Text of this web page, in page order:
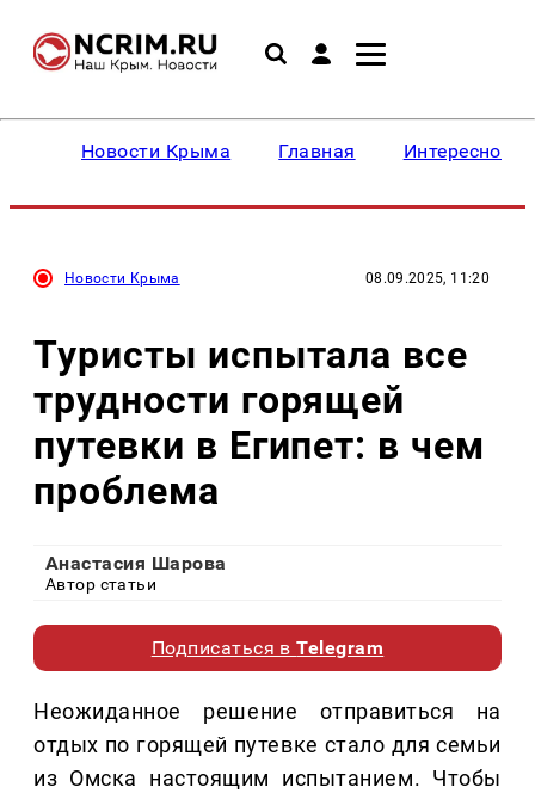
Новости Крыма Главная Интересное
Новости Крыма 08.09.2025, 11:20
Туристы испытала все
трудности горящей
путевки в Египет: в чем
проблема
Анастасия Шарова
Автор статьи
Подписаться вTelegram
Неожиданное решение отправиться на
отдых по горящей путевке стало для семьи
из Омска настоящим испытанием. Чтобы